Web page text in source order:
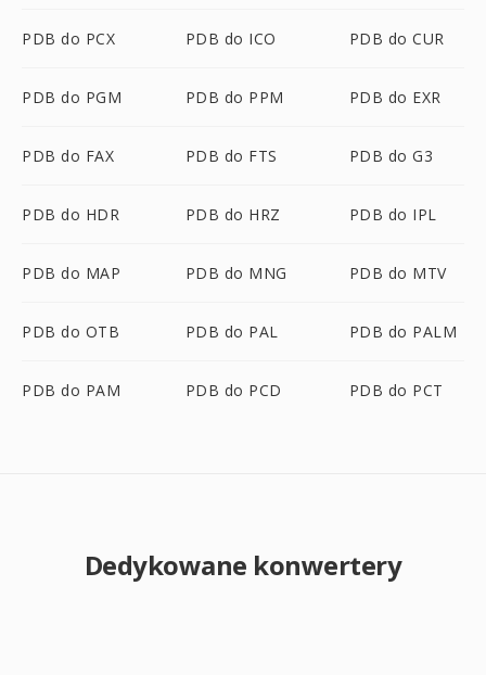
PDB do PCX PDB do ICO PDB do CUR
PDB do PGM PDB do PPM PDB do EXR
PDB do FAX PDB do FTS PDB do G3
PDB do HDR PDB do HRZ PDB do IPL
PDB do MAP PDB do MNG PDB do MTV
PDB do OTB PDB do PAL PDB do PALM
PDB do PAM PDB do PCD PDB do PCT
Dedykowane konwertery